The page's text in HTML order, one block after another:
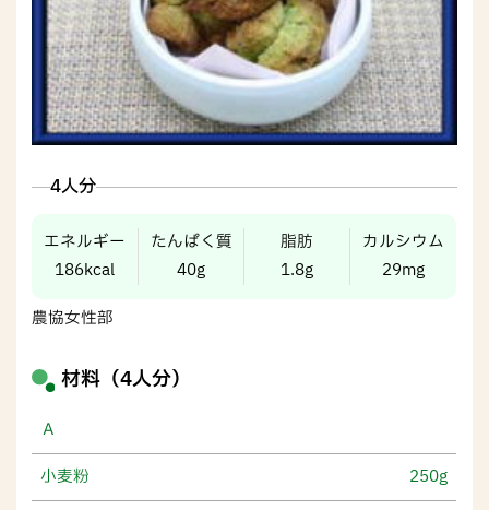
4人分
エネルギー
186kcal
たんぱく質
40g
脂肪
1.8g
カルシウム
29mg
農協女性部
材料（4人分）
Ａ
小麦粉 250g